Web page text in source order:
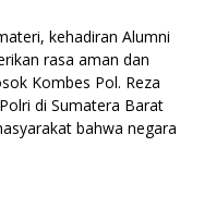
kehadiran Alumni
rasa aman dan
Kombes Pol. Reza
di Sumatera Barat
bahwa negara